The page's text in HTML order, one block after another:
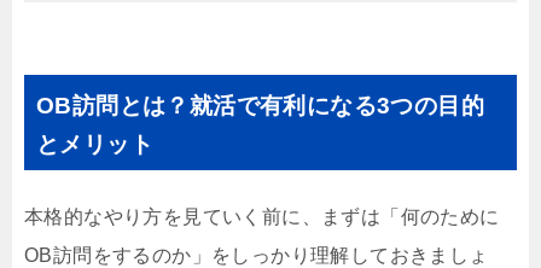
OB訪問とは？就活で有利になる3つの目的
とメリット
本格的なやり方を見ていく前に、まずは「何のために
OB訪問をするのか」をしっかり理解しておきましょ